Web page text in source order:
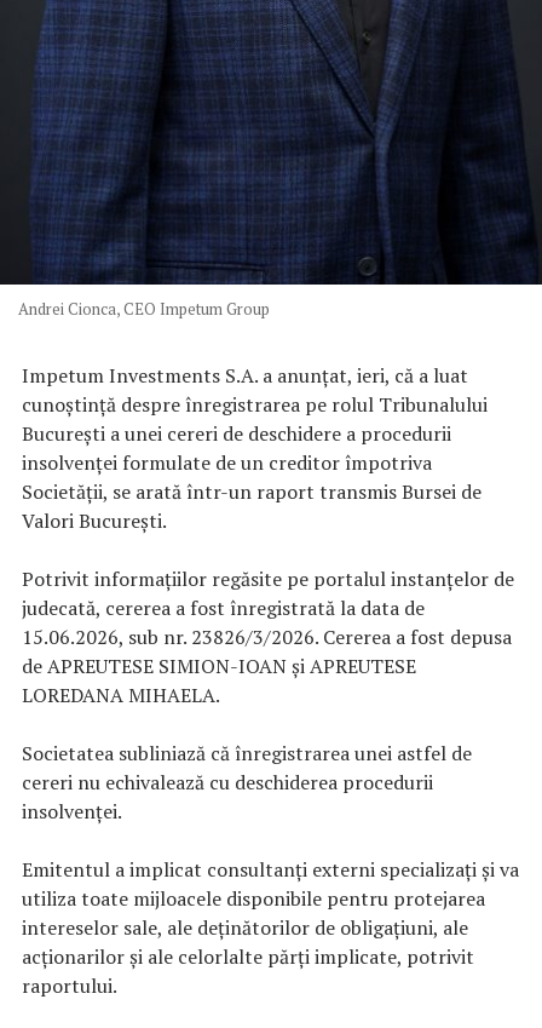
Andrei Cionca, CEO Impetum Group
Impetum Investments S.A. a anunțat, ieri, că a luat
cunoștință despre înregistrarea pe rolul Tribunalului
București a unei cereri de deschidere a procedurii
insolvenței formulate de un creditor împotriva
Societății, se arată într-un raport transmis Bursei de
Valori București.
Potrivit informațiilor regăsite pe portalul instanțelor de
judecată, cererea a fost înregistrată la data de
15.06.2026, sub nr. 23826/3/2026. Cererea a fost depusa
de APREUTESE SIMION-IOAN și APREUTESE
LOREDANA MIHAELA.
Societatea subliniază că înregistrarea unei astfel de
cereri nu echivalează cu deschiderea procedurii
insolvenței.
Emitentul a implicat consultanți externi specializați și va
utiliza toate mijloacele disponibile pentru protejarea
intereselor sale, ale deținătorilor de obligațiuni, ale
acționarilor și ale celorlalte părți implicate, potrivit
raportului.